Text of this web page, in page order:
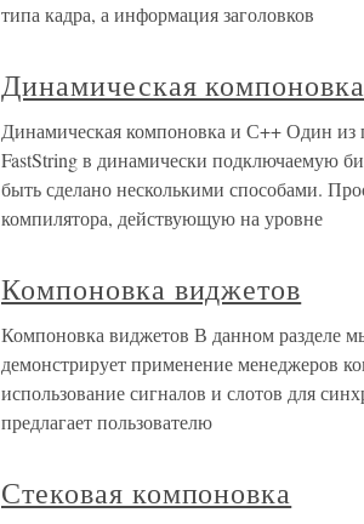
типа кадра, а информация заголовков
Динамическая
Динамическая компоновка и С++ Один из
FastString в динамически подключаемую
быть сделано несколькими способами.
компилятора, действующую на уровне
Компоновка виджетов
Компоновка виджетов В данном разделе
демонстрирует применение менеджеров
использование сигналов и слотов для
предлагает пользователю
Стековая компоновка